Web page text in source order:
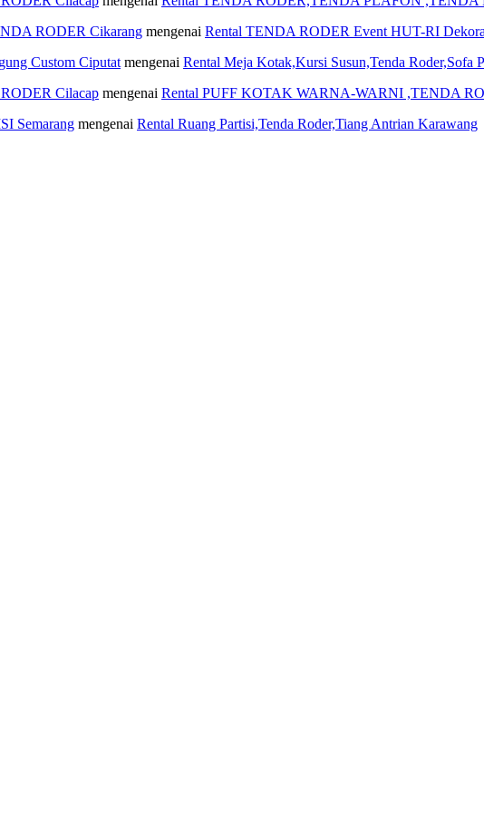
RODER Cikarang mengenai Rental TENDA RODER Event HUT-RI
Custom Ciputat mengenai Rental Meja Kotak,Kursi Susun,Tenda Roder,Sofa
Cilacap mengenai Rental PUFF KOTAK WARNA-WARNI ,TENDA
Semarang mengenai Rental Ruang Partisi,Tenda Roder,Tiang Antrian Karawang